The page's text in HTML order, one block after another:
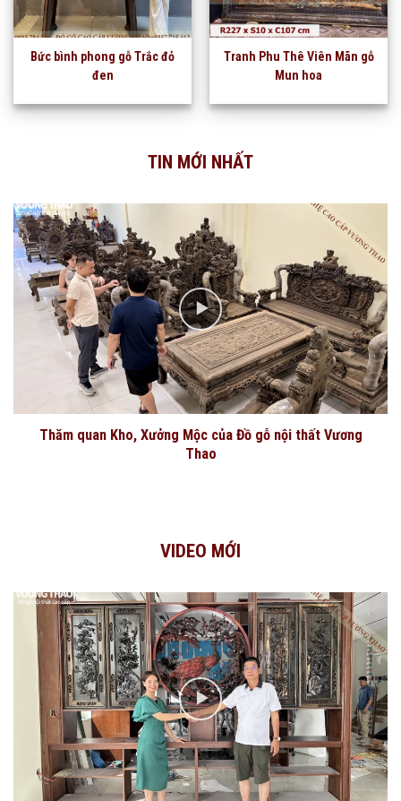
Bức bình phong gỗ Trắc đỏ
đen
Tranh Phu Thê Viên Mãn gỗ
Mun hoa
TIN MỚI NHẤT
Thăm quan Kho, Xưởng Mộc của Đồ gỗ nội thất Vương
Thao
VIDEO MỚI